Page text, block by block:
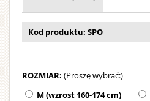
Kod produktu: SPO
ROZMIAR: (Proszę wybrać:)
M (wzrost 160-174 cm)